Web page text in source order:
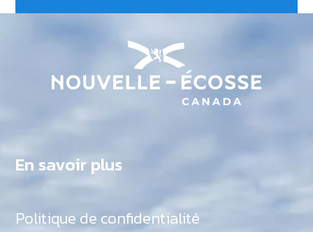
En savoir plus
Politique de confidentialité